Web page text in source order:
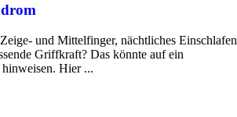
und Mittelfinger, nächtliches Einschlafen
Griffkraft? Das könnte auf ein
Hier